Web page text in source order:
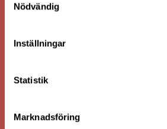
Nödvändig
Inställningar
Statistik
Marknadsföring